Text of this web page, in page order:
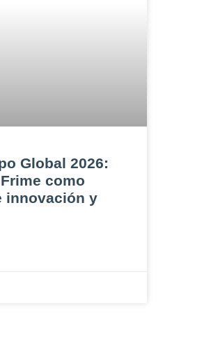
Global 2026:
como
innovación y